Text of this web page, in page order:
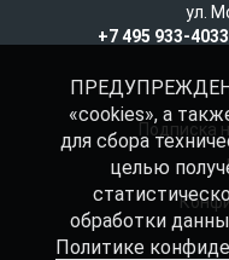
ул.
+7 495 933-4033
Подписка
«cookies», а
для сбора
целью
обработки
Политике